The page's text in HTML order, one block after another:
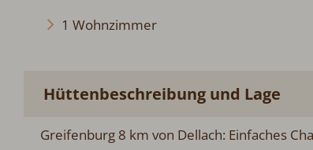
1 Wohnzimmer
Hüttenbeschreibung und Lage
Greifenburg 8 km von Dellach: Einfaches